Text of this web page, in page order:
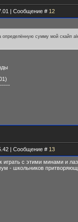
| Сообщение # 12
определённую сумму мой скайп
| Сообщение # 13
играть с этими минами и
- школьников